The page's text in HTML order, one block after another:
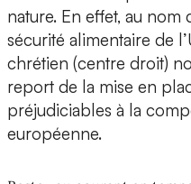
nature. En effet, au
sécurité alimentaire de
chrétien (centre droit)
report de la mise en
préjudiciables à la
européenne.